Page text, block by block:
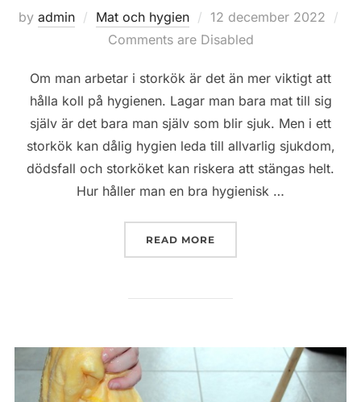
by admin Mat och hygien
Posted
on
12 december 2022
Comments are Disabled
Om man arbetar i storkök är det än mer viktigt att
hålla koll på hygienen. Lagar man bara mat till sig
själv är det bara man själv som blir sjuk. Men i ett
storkök kan dålig hygien leda till allvarlig sjukdom,
dödsfall och storköket kan riskera att stängas helt.
Hur håller man en bra hygienisk …
READ MORE